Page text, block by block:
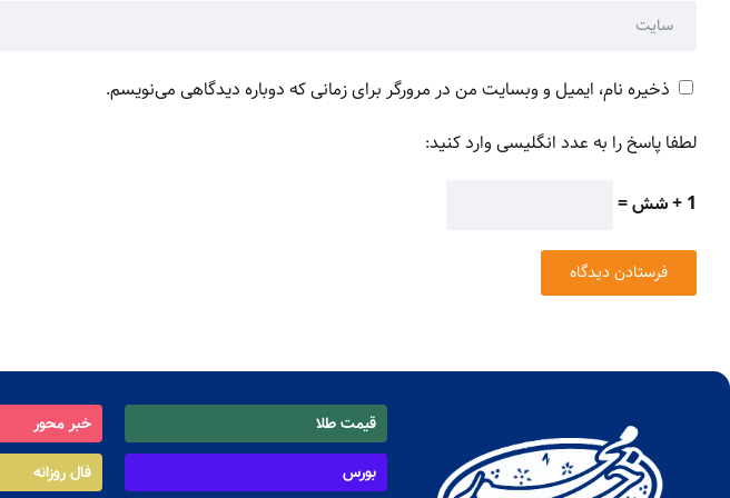
ذخیره نام، ایمیل و وبسایت من در مرورگر برای زمانی که دوباره دیدگاهی می‌نویسم.
لطفا پاسخ را به عدد انگلیسی وارد کنید:
1 + شش =
قیمت طلا خبر محور
بورس
فال روزانه